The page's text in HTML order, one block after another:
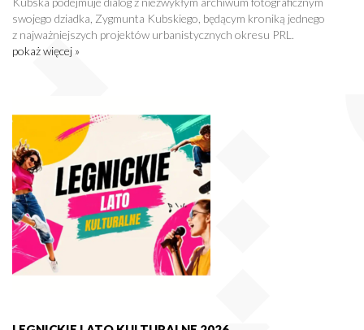
swojego dziadka, Zygmunta Kubskiego, będącym kroniką jednego
z najważniejszych projektów urbanistycznych okresu PRL.
pokaż więcej »